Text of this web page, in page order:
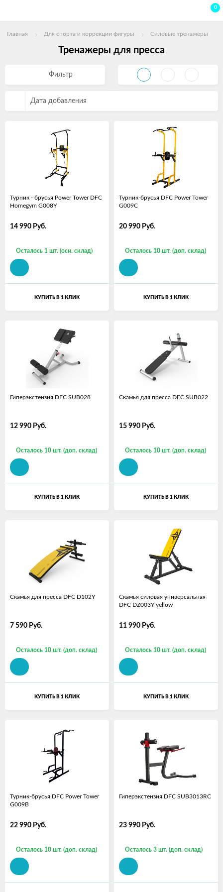
0
Главная Для спорта и коррекции фигуры Силовые тренажеры
Тренажеры для пресса
Фильтр
Дата добавления
Турник - брусья Power Tower DFC
Homegym G008Y
14 990 Руб.
Осталось 1 шт. (осн. склад)
КУПИТЬ В 1 КЛИК
Турник-брусья DFC Power Tower
G009C
20 990 Руб.
Осталось 10 шт. (доп. склад)
КУПИТЬ В 1 КЛИК
Гиперэкстензия DFC SUB028
12 990 Руб.
Осталось 10 шт. (доп. склад)
КУПИТЬ В 1 КЛИК
Скамья для пресса DFC SUB022
15 990 Руб.
Осталось 10 шт. (доп. склад)
КУПИТЬ В 1 КЛИК
Скамья для пресса DFC D102Y
7 590 Руб.
Осталось 10 шт. (доп. склад)
КУПИТЬ В 1 КЛИК
Скамья силовая универсальная
DFC DZ003Y yellow
11 990 Руб.
Осталось 10 шт. (доп. склад)
КУПИТЬ В 1 КЛИК
Турник-брусья DFC Power Tower
G009B
22 990 Руб.
Осталось 10 шт. (доп. склад)
Гиперэкстензия DFC SUB3013RC
23 990 Руб.
Осталось 3 шт. (доп. склад)